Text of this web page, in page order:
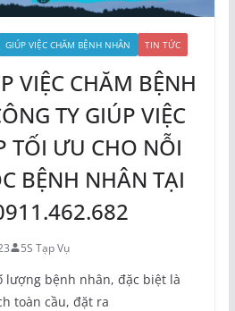
GIÚP VIỆC CHĂM BỆNH NHÂN TIN TỨC
VIỆC CHĂM BỆNH
TY GIÚP VIỆC
TỐI ƯU CHO NỖI
BỆNH NHÂN TẠI
5S Tạp Vụ
lượng bệnh nhân, đặc biệt là
toàn cầu, đặt ra